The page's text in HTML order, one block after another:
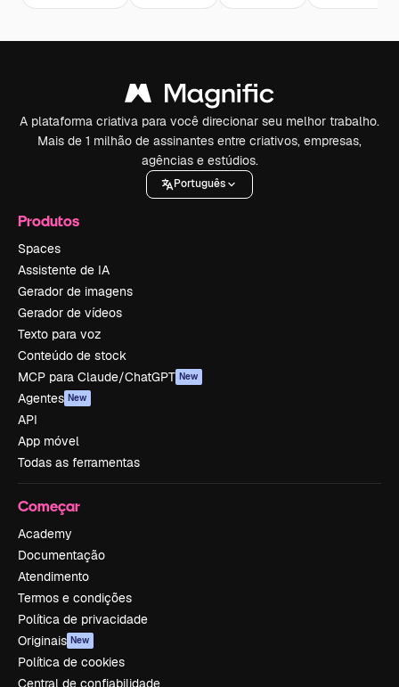
A plataforma criativa para você direcionar seu melhor trabalho.
Mais de 1 milhão de assinantes entre criativos, empresas,
agências e estúdios.
Português
Produtos
Spaces
Assistente de IA
Gerador de imagens
Gerador de vídeos
Texto para voz
Conteúdo de stock
MCP para Claude/ChatGPT New
Agentes New
API
App móvel
Todas as ferramentas
Começar
Academy
Documentação
Atendimento
Termos e condições
Política de privacidade
Originais New
Política de cookies
Central de confiabilidade